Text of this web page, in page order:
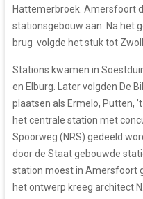
Hattemerbroek. Amersfoort
stationsgebouw aan. Na het
brug volgde het stuk tot
Stations kwamen in
en Elburg. Later volgden De
plaatsen als Ermelo, Putten,
het centrale station met
Spoorweg (NRS) gedeeld
door de Staat gebouwde
station moest in Amersfoort
het ontwerp kreeg architect